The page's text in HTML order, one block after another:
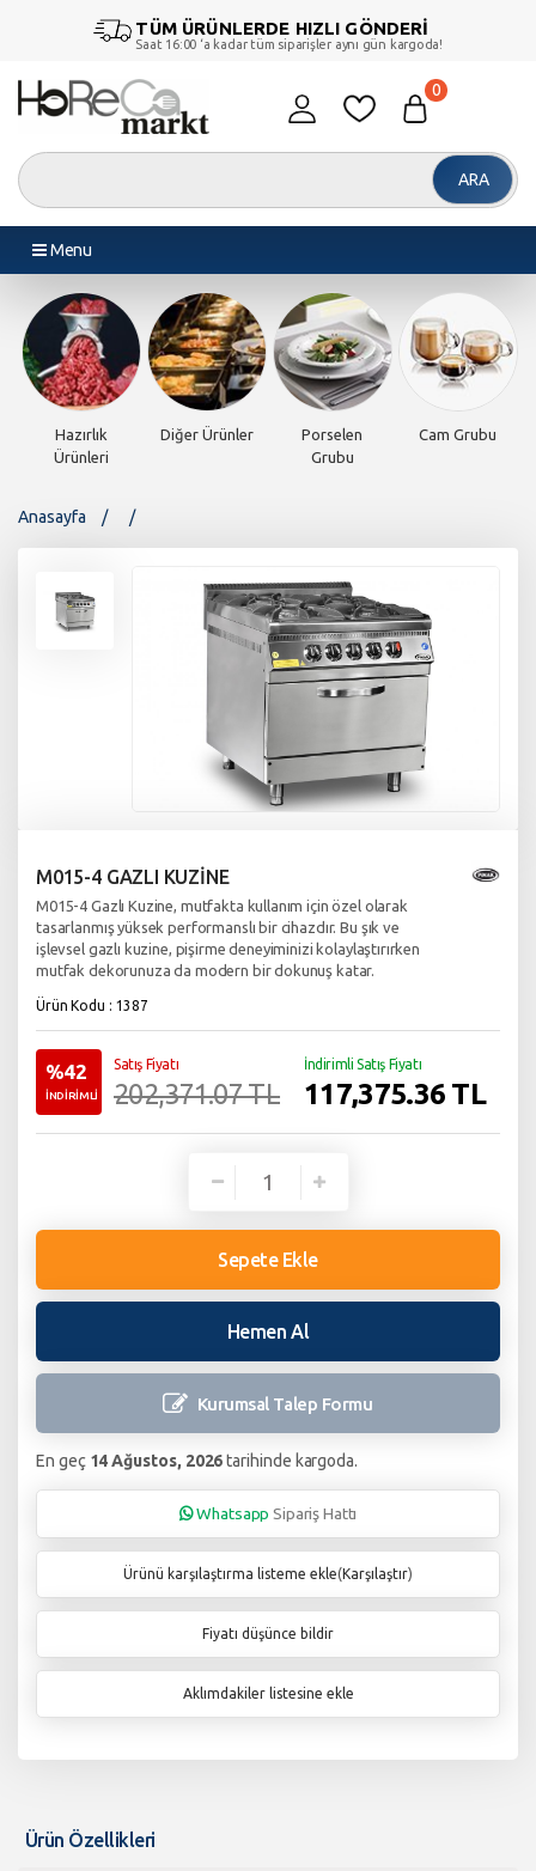
TÜM ÜRÜNLERDE HIZLI GÖNDERİ
Saat 16:00 ‘a kadar tüm siparişler aynı gün kargoda!
ARA
0
Menu
Piliç Makinesi
Döner
Endüstriyel
Fırınlar
Endüstriyel
Anasayfa
M015-4 GAZLI KUZİNE
M015-4 Gazlı Kuzine, mutfakta kullanım için özel olarak
tasarlanmış yüksek performanslı bir cihazdır. Bu şık ve
işlevsel gazlı kuzine, pişirme deneyiminizi kolaylaştırırken
mutfak dekorunuza da modern bir dokunuş katar.
Ürün Kodu : 1387
%42
İNDİRİMLİ
Satış Fiyatı
202,371.07 TL
İndirimli Satış Fiyatı
117,375.36 TL
Sepete Ekle
Hemen Al
Kurumsal Talep Formu
En geç 14 Ağustos, 2026tarihinde kargoda.
Whatsapp Sipariş Hattı
Ürünü karşılaştırma listeme ekle( Karşılaştır)
Fiyatı düşünce bildir
Aklımdakiler listesine ekle
Ürün Özellikleri